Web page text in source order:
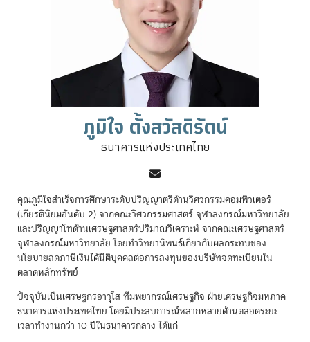
ภูมิใจ ตั้งสวัสดิรัตน์
ธนาคารแห่งประเทศไทย
คุณภูมิใจสำเร็จการศึกษาระดับปริญญาตรีด้านวิศวกรรมคอมพิวเตอร์
(เกียรตินิยมอันดับ 2) จากคณะวิศวกรรมศาสตร์ จุฬาลงกรณ์มหาวิทยาลัย
และปริญญาโทด้านเศรษฐศาสตร์ปริมาณวิเคราะห์ จากคณะเศรษฐศาสตร์
จุฬาลงกรณ์มหาวิทยาลัย โดยทำวิทยานิพนธ์เกี่ยวกับผลกระทบของ
นโยบายลดภาษีเงินได้นิติบุคคลต่อการลงทุนของบริษัทจดทะเบียนใน
ตลาดหลักทรัพย์
ปัจจุบันเป็นเศรษฐกรอาวุโส ทีมพยากรณ์เศรษฐกิจ ฝ่ายเศรษฐกิจมหภาค
ธนาคารแห่งประเทศไทย โดยมีประสบการณ์หลากหลายด้านตลอดระยะ
เวลาทำงานกว่า 10 ปีในธนาคารกลาง ได้แก่